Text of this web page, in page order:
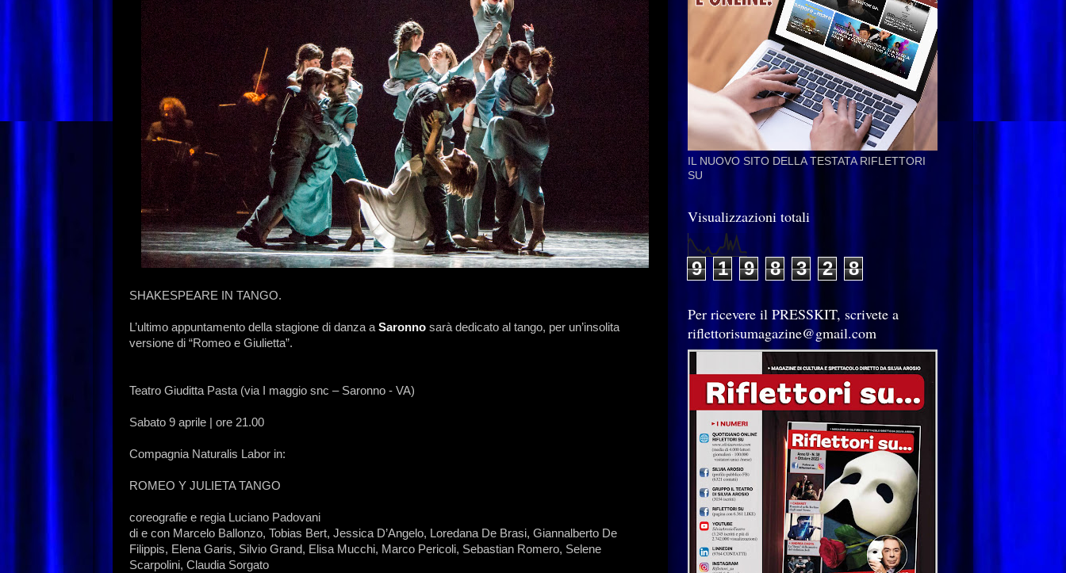
SHAKESPEARE IN TANGO.
L’ultimo appuntamento della stagione di danza a Saronno sarà dedicato al tango, per un’insolita
versione di “Romeo e Giulietta”.
Teatro Giuditta Pasta (via I maggio snc – Saronno - VA)
Sabato 9 aprile | ore 21.00
Compagnia Naturalis Labor in:
ROMEO Y JULIETA TANGO
coreografie e regia Luciano Padovani
di e con Marcelo Ballonzo, Tobias Bert, Jessica D’Angelo, Loredana De Brasi, Giannalberto De
Filippis, Elena Garis, Silvio Grand, Elisa Mucchi, Marco Pericoli, Sebastian Romero, Selene
Scarpolini, Claudia Sorgato
IL NUOVO SITO DELLA TESTATA RIFLETTORI
SU
Visualizzazioni totali
9 1 9 8 3 2 8
Per ricevere il PRESSKIT, scrivete a
riflettorisumagazine@gmail.com